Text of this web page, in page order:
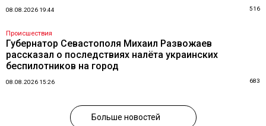
08.08.2026 19:44 516
Происшествия
Губернатор Севастополя Михаил Развожаев
рассказал о последствиях налёта украинских
беспилотников на город
08.08.2026 15:26 683
Больше новостей